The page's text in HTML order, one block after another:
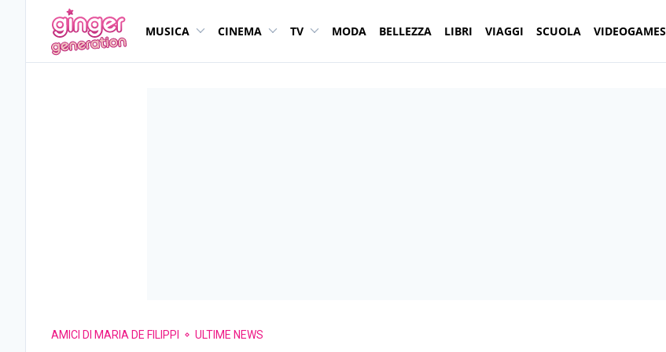
MUSICA CINEMA TV MODA BELLEZZA LIBRI VIAGGI SCUOLA VIDEOGAMES
AMICI DI MARIA DE FILIPPI ULTIME NEWS